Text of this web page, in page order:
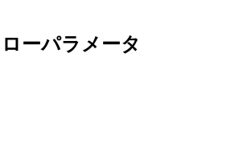
ーパラメータ